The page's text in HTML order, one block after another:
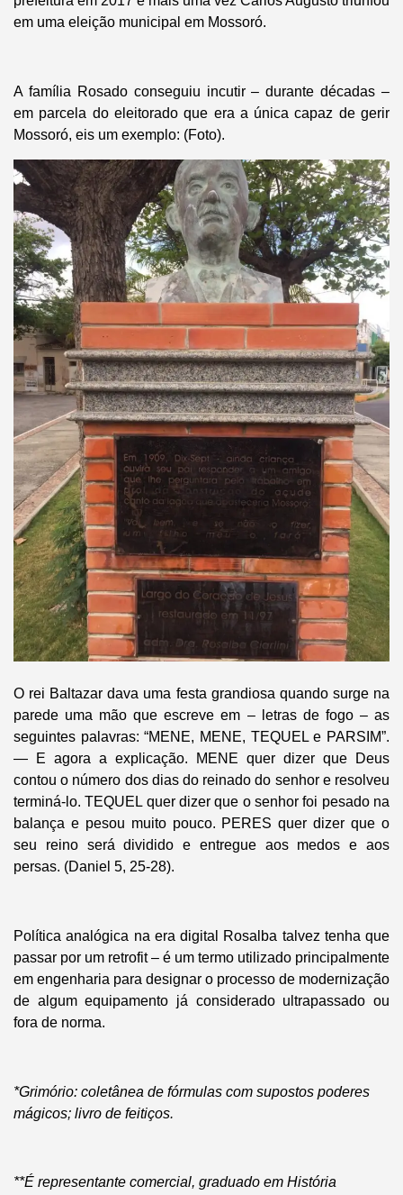
em uma eleição municipal em Mossoró.
A família Rosado conseguiu incutir – durante décadas –
em parcela do eleitorado que era a única capaz de gerir
Mossoró, eis um exemplo: (Foto).
O rei Baltazar dava uma festa grandiosa quando surge na
parede uma mão que escreve em – letras de fogo – as
seguintes palavras: “MENE, MENE, TEQUEL e PARSIM”.
— E agora a explicação. MENE quer dizer que Deus
contou o número dos dias do reinado do senhor e resolveu
terminá-lo. TEQUEL quer dizer que o senhor foi pesado na
balança e pesou muito pouco. PERES quer dizer que o
seu reino será dividido e entregue aos medos e aos
persas. (Daniel 5, 25-28).
Política analógica na era digital Rosalba talvez tenha que
passar por um retrofit – é um termo utilizado principalmente
em engenharia para designar o processo de modernização
de algum equipamento já considerado ultrapassado ou
fora de norma.
*Grimório: coletânea de fórmulas com supostos poderes
mágicos; livro de feitiços.
**É representante comercial, graduado em História